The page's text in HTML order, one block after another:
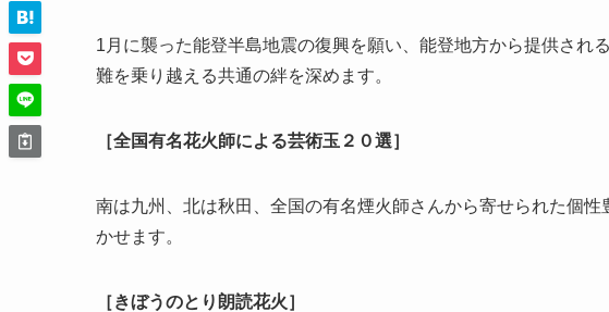
1月に襲った能登半島地震の復興を願い、能登地方から提供され
難を乗り越える共通の絆を深めます。
［全国有名花火師による芸術玉２０選］
南は九州、北は秋田、全国の有名煙火師さんから寄せられた個
かせます。
［きぼうのとり朗読花火］